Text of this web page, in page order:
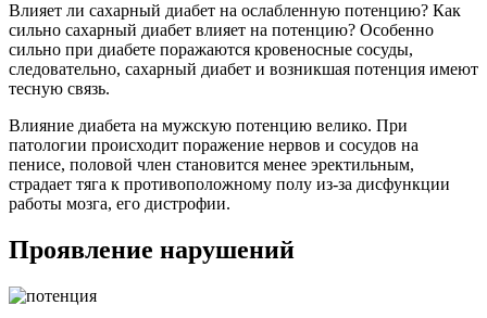
Влияет ли сахарный диабет на ослабленную потенцию? Как
сильно сахарный диабет влияет на потенцию? Особенно
сильно при диабете поражаются кровеносные сосуды,
следовательно, сахарный диабет и возникшая потенция имеют
тесную связь.
Влияние диабета на мужскую потенцию велико. При
патологии происходит поражение нервов и сосудов на
пенисе, половой член становится менее эректильным,
страдает тяга к противоположному полу из-за дисфункции
работы мозга, его дистрофии.
Проявление нарушений